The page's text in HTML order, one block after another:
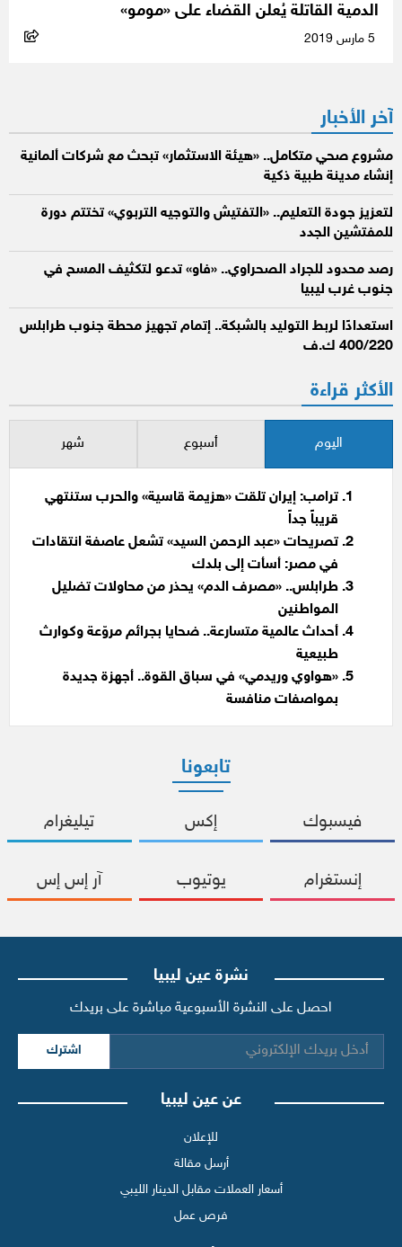
الدمية القاتلة يُعلن القضاء على «مومو»
آخر الأخبار
مشروع صحي متكامل.. «هيئة الاستثمار» تبحث مع شركات ألمانية
إنشاء مدينة طبية ذكية
لتعزيز جودة التعليم.. «التفتيش والتوجيه التربوي» تختتم دورة
للمفتشين الجدد
رصد محدود للجراد الصحراوي.. «فاو» تدعو لتكثيف المسح في
جنوب غرب ليبيا
استعدادًا لربط التوليد بالشبكة.. إتمام تجهيز محطة جنوب طرابلس
400/220 ك.ف
الأكثر قراءة
اليوم أسبوع شهر
ترامب: إيران تلقت «هزيمة قاسية» والحرب ستنتهي
قريباً جداً
تصريحات «عبد الرحمن السيد» تشعل عاصفة انتقادات
في مصر: أسأت إلى بلدك
طرابلس.. «مصرف الدم» يحذر من محاولات تضليل
المواطنين
أحداث عالمية متسارعة.. ضحايا بجرائم مروّعة وكوارث
طبيعية
«هواوي وريدمي» في سباق القوة.. أجهزة جديدة
بمواصفات منافسة
تابعونا
فيسبوك إكس تيليغرام
إنستغرام يوتيوب آر إس إس
نشرة عين ليبيا
احصل على النشرة الأسبوعية مباشرة على بريدك
اشترك
عن عين ليبيا
للإعلان
أرسل مقالة
أسعار العملات مقابل الدينار الليبي
فرص عمل